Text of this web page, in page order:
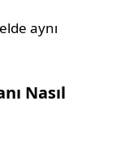
aynı
Nasıl